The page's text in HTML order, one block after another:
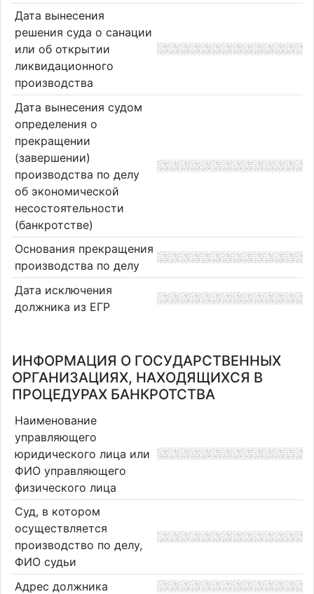
Дата вынесения
решения суда о санации
или об открытии
ликвидационного
производства
Дата вынесения судом
определения о
прекращении
(завершении)
производства по делу
об экономической
несостоятельности
(банкротстве)
Основания прекращения
производства по делу
Дата исключения
должника из ЕГР
ИНФОРМАЦИЯ О ГОСУДАРСТВЕННЫХ
ОРГАНИЗАЦИЯХ, НАХОДЯЩИХСЯ В
ПРОЦЕДУРАХ БАНКРОТСТВА
Наименование
управляющего
юридического лица или
ФИО управляющего
физического лица
Суд, в котором
осуществляется
производство по делу,
ФИО судьи
Адрес должника